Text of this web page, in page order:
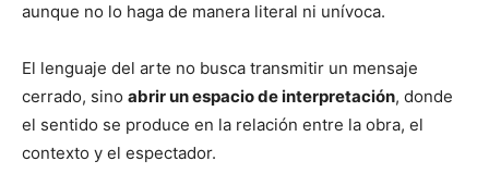
aunque no lo haga de manera literal ni unívoca.
El lenguaje del arte no busca transmitir un mensaje
cerrado, sino abrir un espacio de interpretación, donde
el sentido se produce en la relación entre la obra, el
contexto y el espectador.